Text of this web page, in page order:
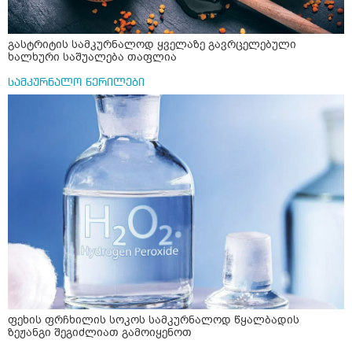
გასტრიტის სამკურნალოდ ყველაზე გავრცელებული
ხალხური საშუალება თაფლია
სამკურნალო წერილები
ფეხის ფრჩხილის სოკოს სამკურნალოდ წყალბადის
ზეჟანგი შეგიძლიათ გამოიყენოთ